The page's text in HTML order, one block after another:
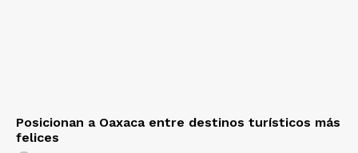
Posicionan a Oaxaca entre destinos turísticos más
felices